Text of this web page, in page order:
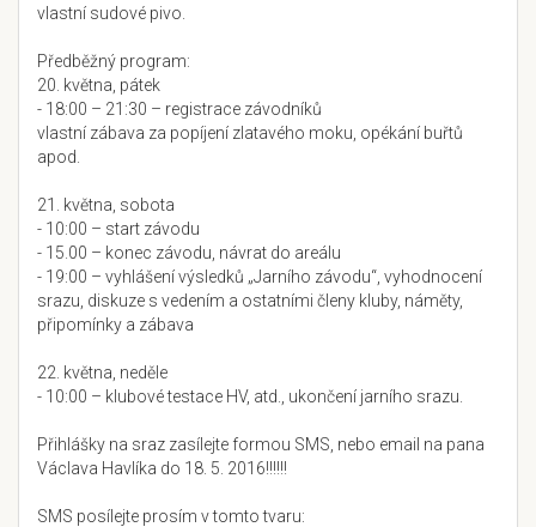
vlastní sudové pivo.
Předběžný program:
20. května, pátek
- 18:00 – 21:30 – registrace závodníků
vlastní zábava za popíjení zlatavého moku, opékání buřtů
apod.
21. května, sobota
- 10:00 – start závodu
- 15.00 – konec závodu, návrat do areálu
- 19:00 – vyhlášení výsledků „Jarního závodu“, vyhodnocení
srazu, diskuze s vedením a ostatními členy kluby, náměty,
připomínky a zábava
22. května, neděle
- 10:00 – klubové testace HV, atd., ukončení jarního srazu.
Přihlášky na sraz zasílejte formou SMS, nebo email na pana
Václava Havlíka do 18. 5. 2016!!!!!!
SMS posílejte prosím v tomto tvaru: